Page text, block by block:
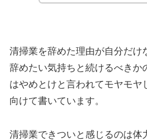
清掃業を辞めた理由が自分だけ
辞めたい気持ちと続けるべきか
はやめとけと言われてモヤモヤ
向けて書いています。
清掃業できついと感じるのは体